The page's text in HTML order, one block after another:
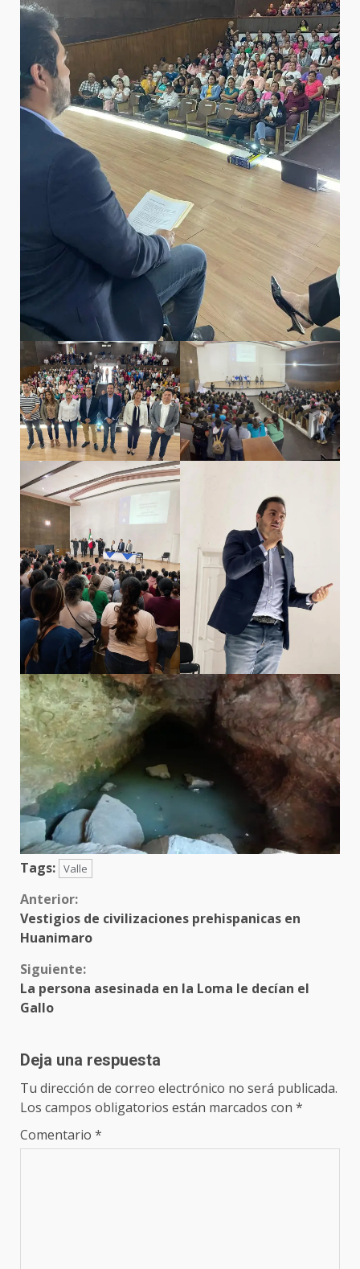
Tags: Valle
Sigue
leyendo
Anterior:
Vestigios de civilizaciones prehispanicas en
Huanimaro
Siguiente:
La persona asesinada en la Loma le decían el
Gallo
Deja una respuesta
Tu dirección de correo electrónico no será publicada.
Los campos obligatorios están marcados con *
Comentario *